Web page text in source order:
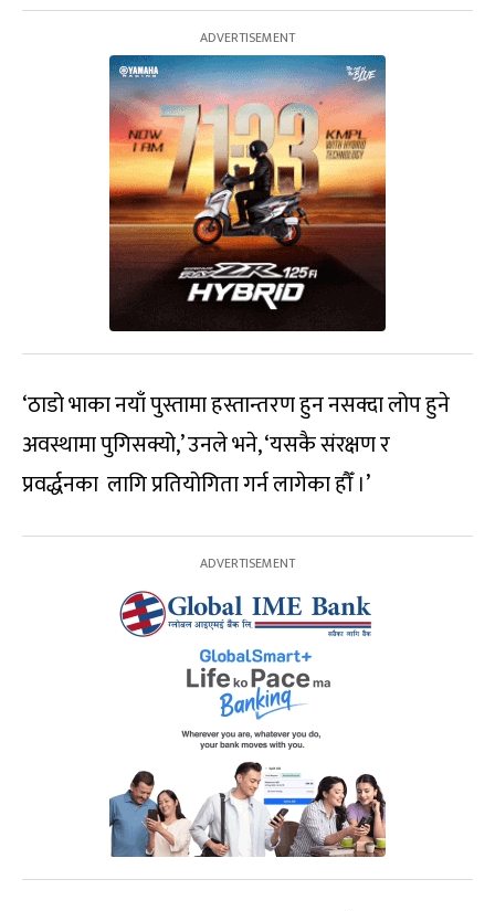
‘ठाडो भाका नयाँ पुस्तामा हस्तान्तरण हुन नसक्दा लोप हुने
अवस्थामा पुगिसक्यो,’ उनले भने, ‘यसकै संरक्षण र
प्रवर्द्धनका लागि प्रतियोगिता गर्न लागेका हौँ ।’